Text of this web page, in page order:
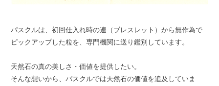
パスクルは、初回仕入れ時の連（ブレスレット）から無作為で
ピックアップした粒を、専門機関に送り鑑別しています。
天然石の真の美しさ・価値を提供したい。
そんな想いから、パスクルでは天然石の価値を追及していま